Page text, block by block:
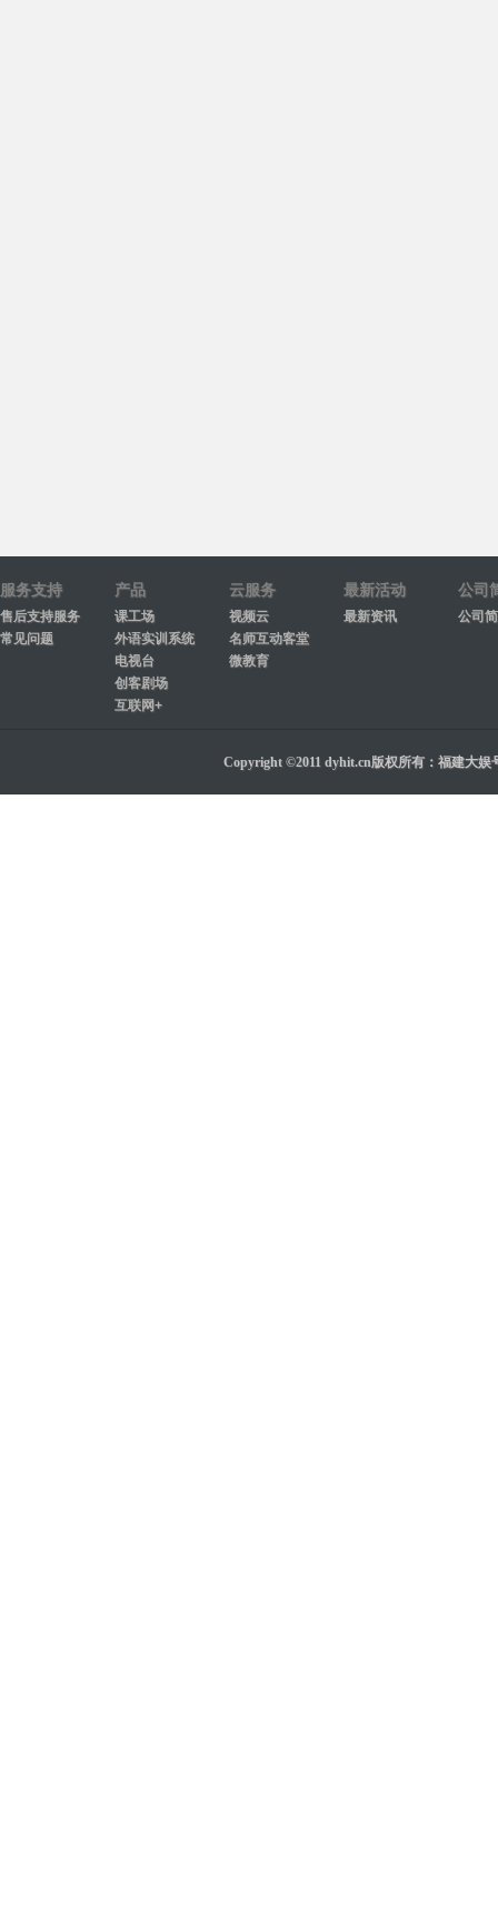
服务支持
售后支持服务
常见问题
产品
课工场
外语实训系统
电视台
创客剧场
互联网+
云服务
视频云
名师互动客堂
微教育
最新活动
最新资讯
公司
公司
Copyright ©2011 dyhit.cn版权所有：福建大娱